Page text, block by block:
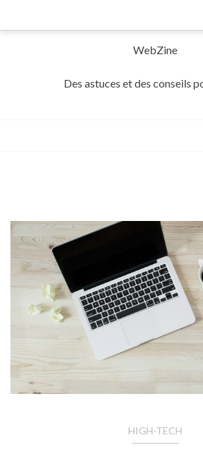
WebZine
Des astuces et des conseils
HIGH-TECH